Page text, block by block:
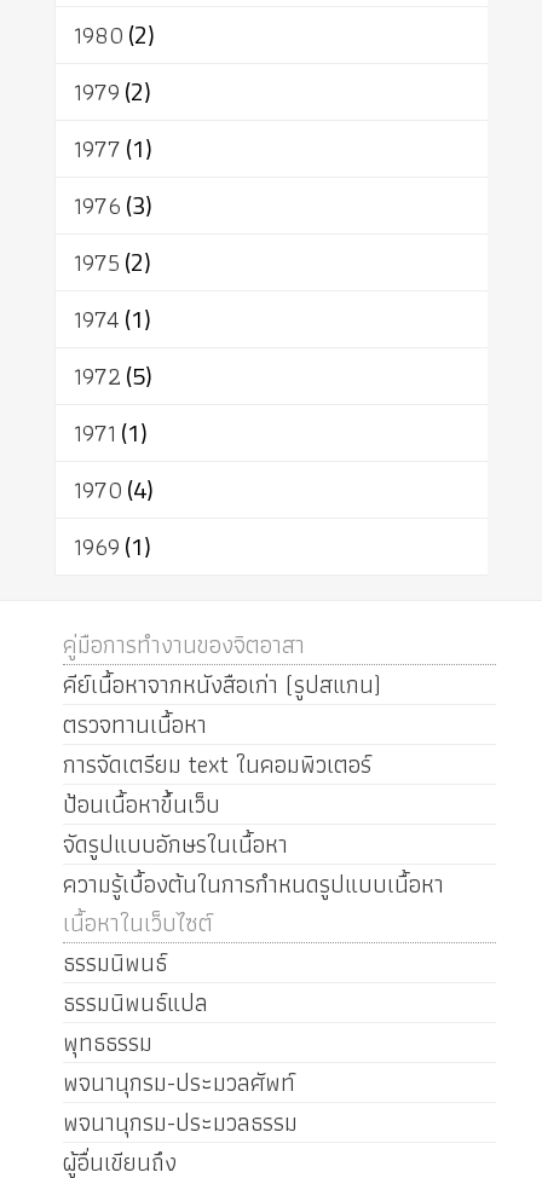
1980(2)
1979(2)
1977(1)
1976(3)
1975(2)
1974(1)
1972(5)
1971 (1)
1970(4)
1969(1)
คู่มือการทำงานของจิตอาสา
คีย์เนื้อหาจากหนังสือเก่า (รูปสแกน)
ตรวจทานเนื้อหา
การจัดเตรียม text ในคอมพิวเตอร์
ป้อนเนื้อหาขึ้นเว็บ
จัดรูปแบบอักษรในเนื้อหา
ความรู้เบื้องต้นในการกำหนดรูปแบบเนื้อหา
เนื้อหาในเว็บไซต์
ธรรมนิพนธ์
ธรรมนิพนธ์แปล
พุทธธรรม
พจนานุกรม-ประมวลศัพท์
พจนานุกรม-ประมวลธรรม
ผู้อื่นเขียนถึง